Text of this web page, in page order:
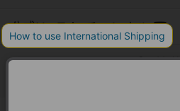
公式YouTubeチャンネル
Copyright (c)